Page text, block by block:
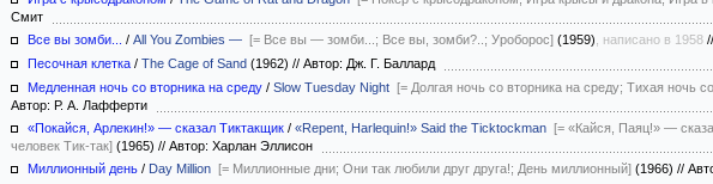
Смит
Все вы зомби...
/ All You Zombies — [= Все вы — зомби...; Все вы, зомби?..; Уроборос] (1959) , написано в 1958 //
Песочная клетка / The Cage of Sand (1962) // Автор: Дж. Г. Баллард
Медленная ночь со вторника на среду / Slow Tuesday Night [= Долгая ночь со вторника на среду; Тихая ночь
Автор: Р. А. Лафферти
«Покайся, Арлекин!» — сказал Тиктакщик / «Repent, Harlequin!» Said the Ticktockman [= «Кайся, Паяц!» —
человек Тик-так] (1965) // Автор: Харлан Эллисон
Миллионный день / Day Million [= Миллионные дни; Они так любили друг друга!; День миллионный] (1966) //